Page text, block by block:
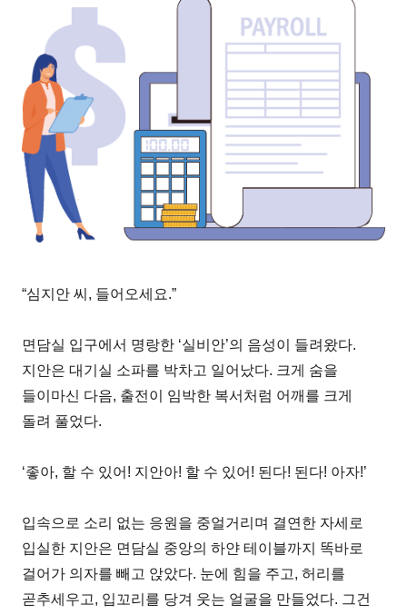
“심지안 씨, 들어오세요.”
면담실 입구에서 명랑한 ‘실비안’의 음성이 들려왔다.
지안은 대기실 소파를 박차고 일어났다. 크게 숨을
들이마신 다음, 출전이 임박한 복서처럼 어깨를 크게
돌려 풀었다.
‘좋아, 할 수 있어! 지안아! 할 수 있어! 된다! 된다! 아자!’
입속으로 소리 없는 응원을 중얼거리며 결연한 자세로
입실한 지안은 면담실 중앙의 하얀 테이블까지 똑바로
걸어가 의자를 빼고 앉았다. 눈에 힘을 주고, 허리를
곧추세우고, 입꼬리를 당겨 웃는 얼굴을 만들었다. 그건